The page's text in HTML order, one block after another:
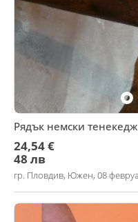
Рядък немски
24,54 €
48 лв
гр. Пловдив, Южен, 08